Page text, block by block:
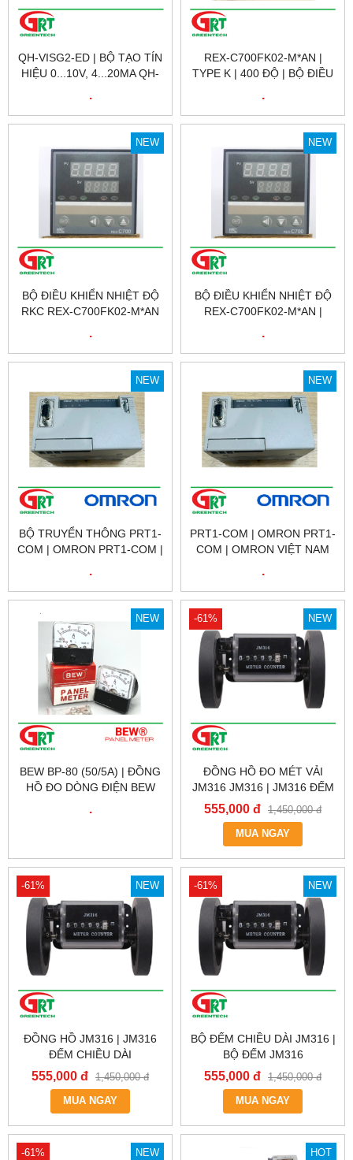
QH-VISG2-ED | BỘ TẠO TÍN
HIỆU 0...10V, 4...20MA QH-
ANALOGUE
.
REX-C700FK02-M*AN |
TYPE K | 400 ĐỘ | BỘ ĐIỀU
TYPE K | 400 ĐỘ | RKC VIỆT
.
NEW
BỘ ĐIỀU KHIỂN NHIỆT ĐỘ
RKC REX-C700FK02-M*AN
.
NEW
BỘ ĐIỀU KHIỂN NHIỆT ĐỘ
REX-C700FK02-M*AN |
NAM
.
NEW
BỘ TRUYỂN THÔNG PRT1-
COM | OMRON PRT1-COM |
.
NEW
PRT1-COM | OMRON PRT1-
COM | OMRON VIỆT NAM
.
NEW
BEW BP-80 (50/5A) | ĐỒNG
HỒ ĐO DÒNG ĐIỆN BEW
.
-61% NEW
ĐỒNG HỒ ĐO MÉT VẢI
JM316 JM316 | JM316 ĐẾM
CHIỀU DÀI
555,000 đ 1,450,000 đ
MUA NGAY
-61% NEW
ĐỒNG HỒ JM316 | JM316
ĐẾM CHIỀU DÀI
555,000 đ 1,450,000 đ
MUA NGAY
-61% NEW
BỘ ĐẾM CHIỀU DÀI JM316 |
BỘ ĐẾM JM316
555,000 đ 1,450,000 đ
MUA NGAY
-61% NEW HOT